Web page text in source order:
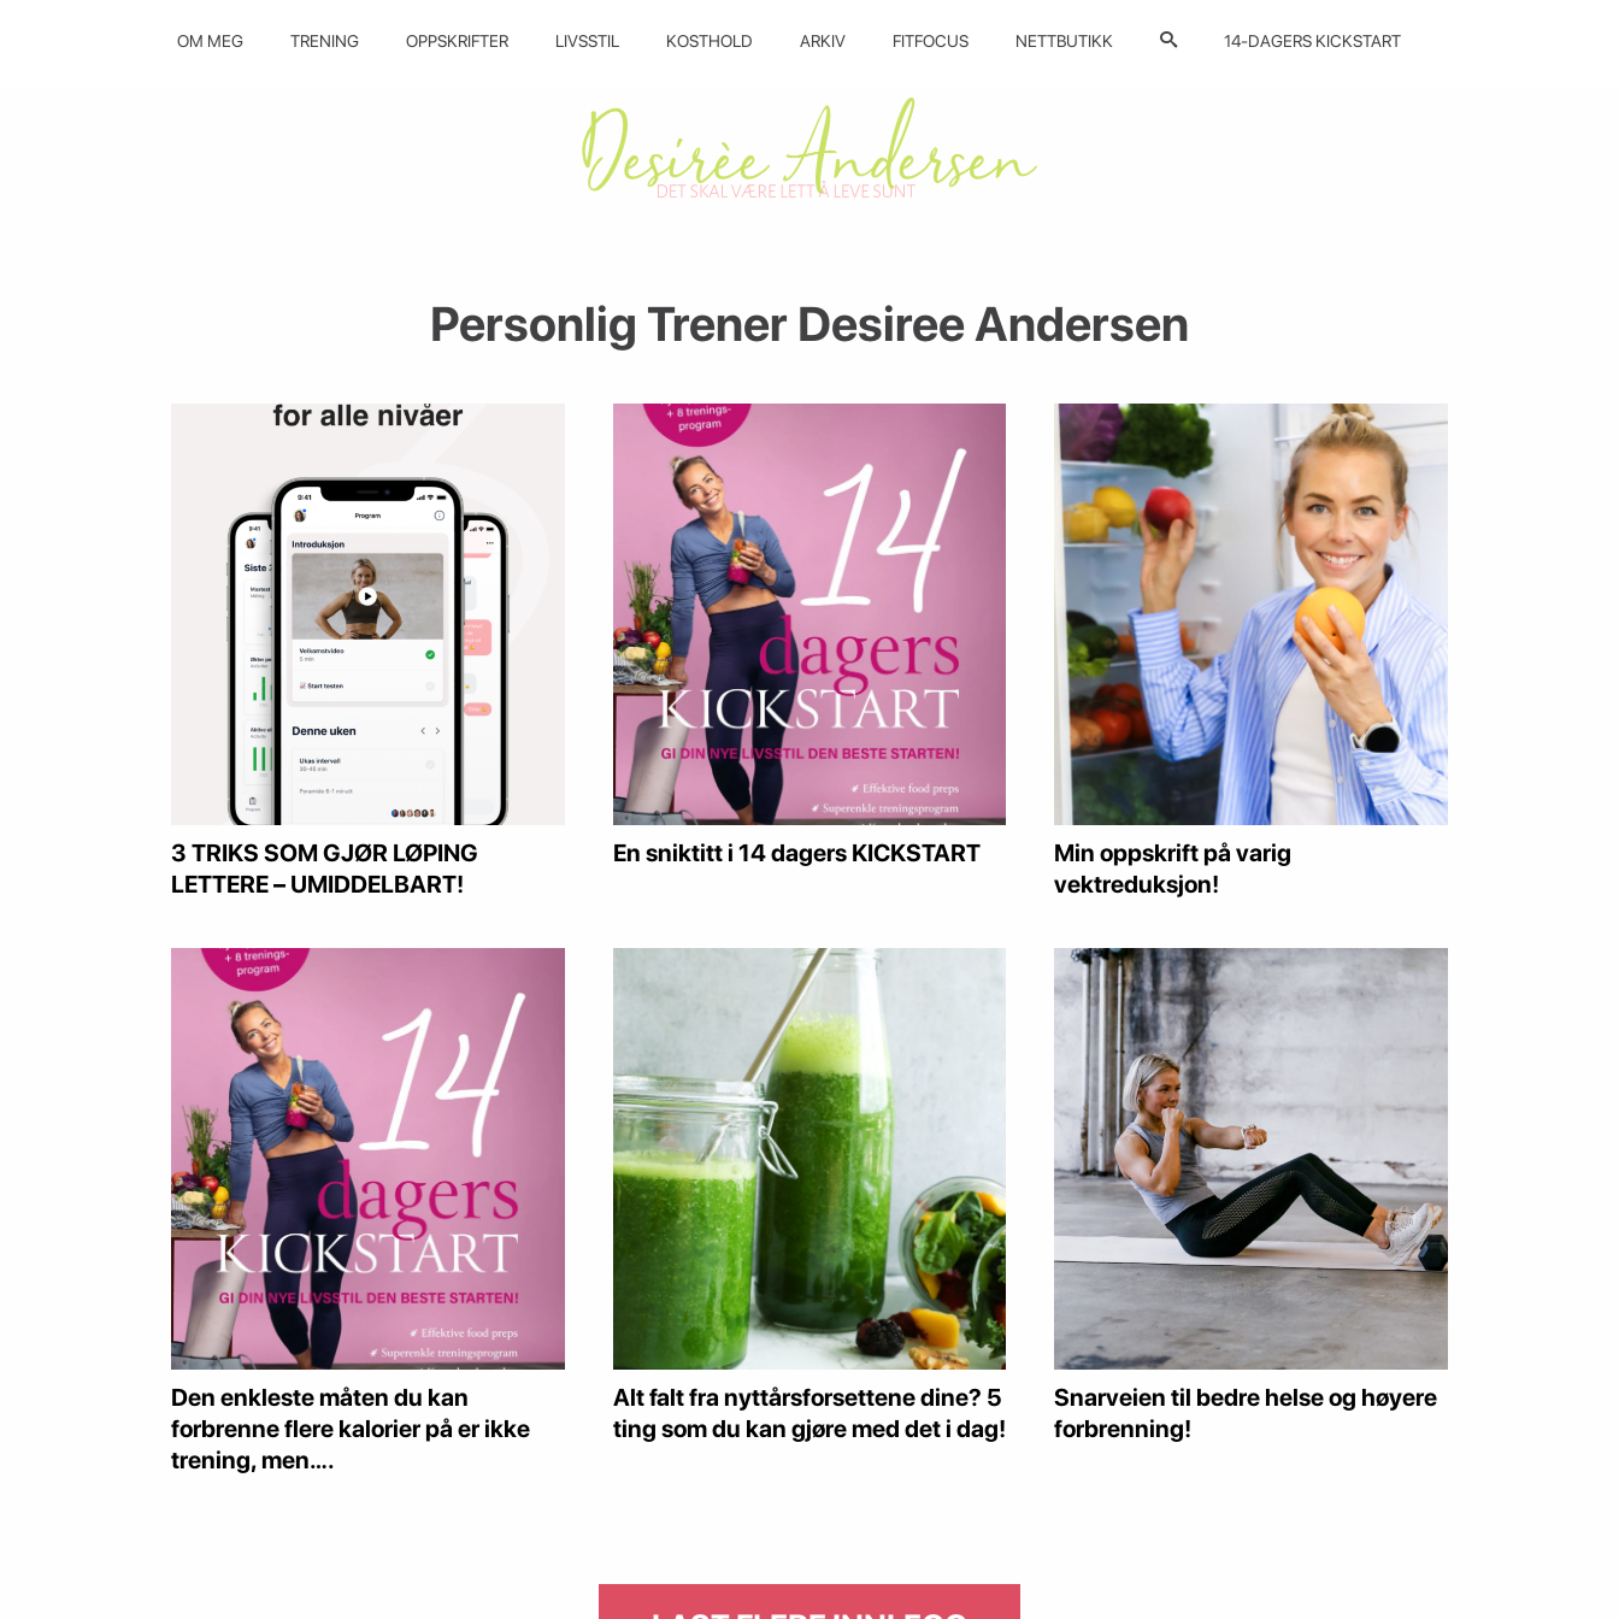
OM MEG TRENING OPPSKRIFTER LIVSSTIL KOSTHOLD ARKIV FITFOCUS NETTBUTIKK 14-DAGERS KICKSTART
Personlig Trener Desiree Andersen
3 TRIKS SOM GJØR LØPING
LETTERE – UMIDDELBART!
En sniktitt i 14 dagers KICKSTART
Min oppskrift på varig
vektreduksjon!
Den enkleste måten du kan
forbrenne flere kalorier på er ikke
trening, men….
Alt falt fra nyttårsforsettene dine? 5
ting som du kan gjøre med det i dag!
Snarveien til bedre helse og høyere
forbrenning!